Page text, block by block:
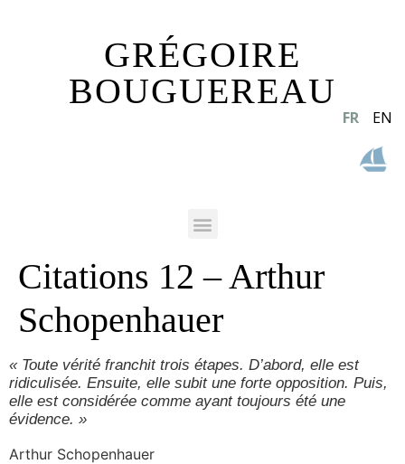
GRÉGOIRE
BOUGUEREAU
FR EN
Citations 12 – Arthur
Schopenhauer
« Toute vérité franchit trois étapes. D’abord, elle est
ridiculisée. Ensuite, elle subit une forte opposition. Puis,
elle est considérée comme ayant toujours été une
évidence. »
Arthur Schopenhauer